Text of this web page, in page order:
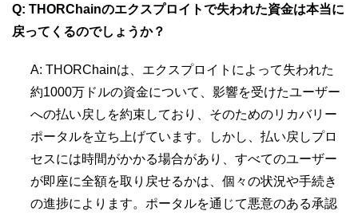
Q: THORChainのエクスプロイトで失われた資金は本当に
戻ってくるのでしょうか？
A: THORChainは、エクスプロイトによって失われた
約1000万ドルの資金について、影響を受けたユーザー
への払い戻しを約束しており、そのためのリカバリー
ポータルを立ち上げています。しかし、払い戻しプロ
セスには時間がかかる場合があり、すべてのユーザー
が即座に全額を取り戻せるかは、個々の状況や手続き
の進捗によります。ポータルを通じて悪意のある承認